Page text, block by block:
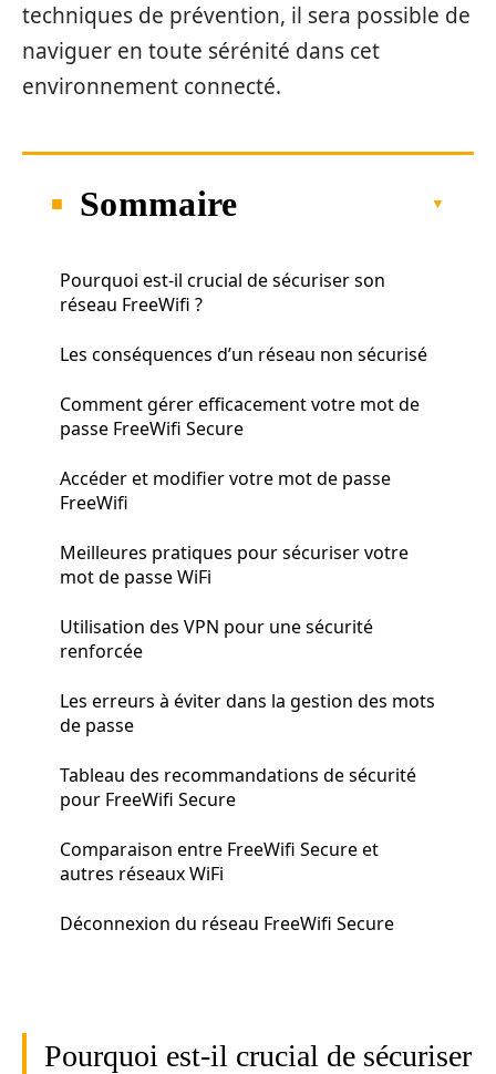
techniques de prévention, il sera possible de
naviguer en toute sérénité dans cet
environnement connecté.
Sommaire
Pourquoi est-il crucial de sécuriser son
réseau FreeWifi ?
Les conséquences d’un réseau non sécurisé
Comment gérer efficacement votre mot de
passe FreeWifi Secure
Accéder et modifier votre mot de passe
FreeWifi
Meilleures pratiques pour sécuriser votre
mot de passe WiFi
Utilisation des VPN pour une sécurité
renforcée
Les erreurs à éviter dans la gestion des mots
de passe
Tableau des recommandations de sécurité
pour FreeWifi Secure
Comparaison entre FreeWifi Secure et
autres réseaux WiFi
Déconnexion du réseau FreeWifi Secure
Pourquoi est-il crucial de sécuriser